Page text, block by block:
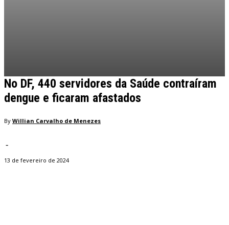
No DF, 440 servidores da Saúde contraíram
dengue e ficaram afastados
By Willian Carvalho de Menezes
-
13 de fevereiro de 2024